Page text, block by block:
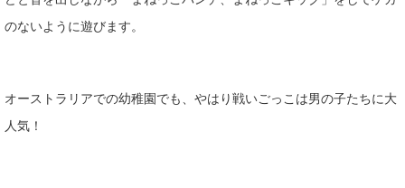
のないように遊びます。
オーストラリアでの幼稚園でも、やはり戦いごっこは男の子たちに大
人気！